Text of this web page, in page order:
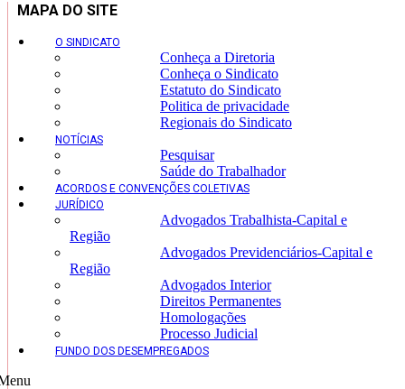
MAPA DO SITE
O SINDICATO
Conheça a Diretoria
Conheça o Sindicato
Estatuto do Sindicato
Politica de privacidade
Regionais do Sindicato
NOTÍCIAS
Pesquisar
Saúde do Trabalhador
ACORDOS E CONVENÇÕES COLETIVAS
JURÍDICO
Advogados Trabalhista-Capital e
Região
Advogados Previdenciários-Capital e
Região
Advogados Interior
Direitos Permanentes
Homologações
Processo Judicial
FUNDO DOS DESEMPREGADOS